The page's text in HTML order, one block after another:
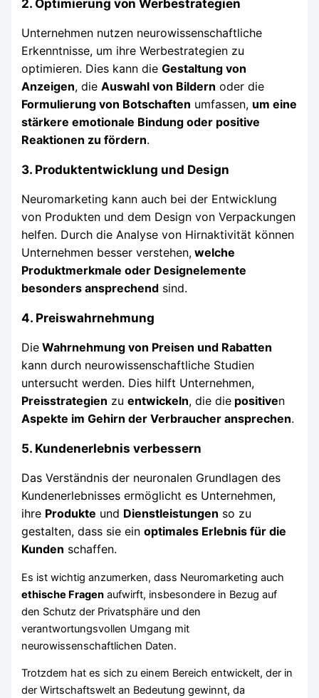
2. Optimierung von Werbestrategien
Unternehmen nutzen neurowissenschaftliche
Erkenntnisse, um ihre Werbestrategien zu
optimieren. Dies kann dieGestaltung von
Anzeigen, dieAuswahl von Bildern oder die
Formulierung von Botschaften umfassen, um eine
stärkere emotionale Bindung oder positive
Reaktionen zu fördern.
3. Produktentwicklung und Design
Neuromarketing kann auch bei der Entwicklung
von Produkten und dem Design von Verpackungen
helfen. Durch die Analyse von Hirnaktivität können
Unternehmen besser verstehen, welche
Produktmerkmale oder Designelemente
besonders ansprechend sind.
4. Preiswahrnehmung
Die Wahrnehmung von Preisen und Rabatten
kann durch neurowissenschaftliche Studien
untersucht werden. Dies hilft Unternehmen,
Preisstrategien zuentwickeln, die die positiven
Aspekte im Gehirn der Verbraucher ansprechen.
5. Kundenerlebnis verbessern
Das Verständnis der neuronalen Grundlagen des
Kundenerlebnisses ermöglicht es Unternehmen,
ihre Produkte und Dienstleistungen so zu
gestalten, dass sie einoptimales Erlebnis für die
Kunden schaffen.
Es ist wichtig anzumerken, dass Neuromarketing auch
ethische Fragen aufwirft, insbesondere in Bezug auf
den Schutz der Privatsphäre und den
verantwortungsvollen Umgang mit
neurowissenschaftlichen Daten.
Trotzdem hat es sich zu einem Bereich entwickelt, der in
der Wirtschaftswelt an Bedeutung gewinnt, da